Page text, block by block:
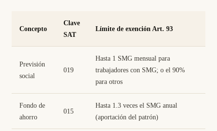
Concepto
Clave
SAT
Límite de exención Art. 93
Previsión
social
019
Hasta 1 SMG mensual para
trabajadores con SMG; o el 90%
para otros
Fondo de
ahorro
015
Hasta 1.3 veces el SMG anual
(aportación del patrón)